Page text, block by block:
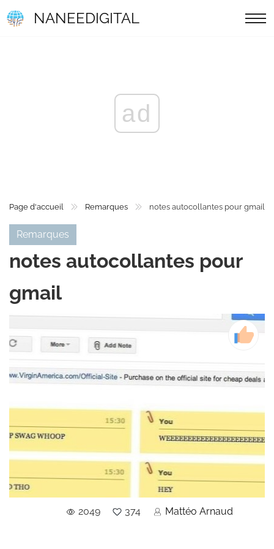
NANEEDIGITAL
ad
Page d'accueil Remarques notes autocollantes pour gmail
Remarques
notes autocollantes pour
gmail
2049 374 Mattéo Arnaud